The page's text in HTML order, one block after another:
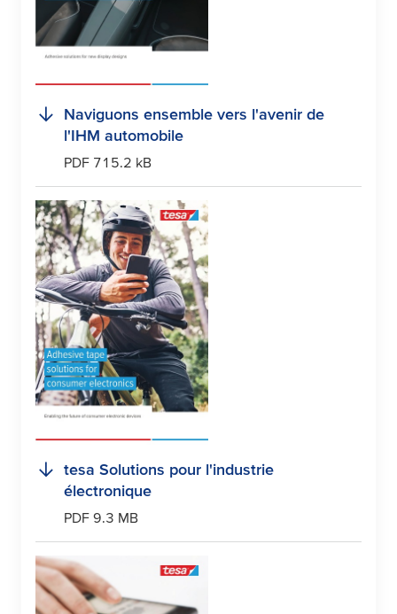
Naviguons ensemble vers l'avenir de
l'IHM automobile
PDF 715.2 kB
tesa Solutions pour l'industrie
électronique
PDF 9.3 MB